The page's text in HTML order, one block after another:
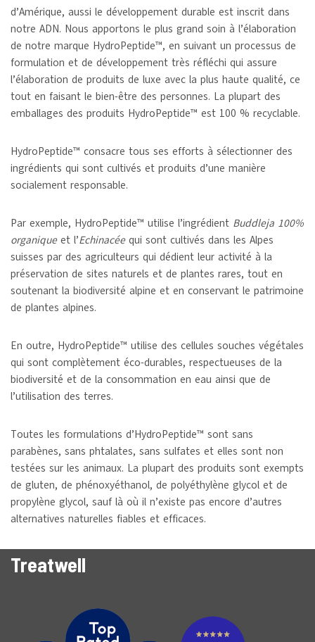
d’Amérique, aussi le développement durable est inscrit dans
notre ADN. Nous apportons le plus grand soin à l’élaboration
de notre marque HydroPeptide™, en suivant un processus de
formulation et de développement très réfléchi qui assure
l’élaboration de produits de luxe avec la plus haute qualité, ce
tout en faisant le bien-être des personnes. La plupart des
emballages des produits HydroPeptide™ est 100 % recyclable.
HydroPeptide™ consacre tous ses efforts à sélectionner des
ingrédients qui sont cultivés et produits d’une manière
socialement responsable.
Par exemple, HydroPeptide™ utilise l’ingrédient Buddleja 100%
organiqueet l’Echinacéequi sont cultivés dans les Alpes
suisses par des agriculteurs qui dédient leur activité à la
préservation de sites naturels et de plantes rares, tout en
soutenant la biodiversité alpine et en conservant le patrimoine
de plantes alpines.
En outre, HydroPeptide™ utilise des cellules souches végétales
qui sont complètement éco-durables, respectueuses de la
biodiversité et de la consommation en eau ainsi que de
l’utilisation des terres.
Toutes les formulations d’HydroPeptide™ sont sans
parabènes, sans phtalates, sans sulfates et elles sont non
testées sur les animaux. La plupart des produits sont exempts
de gluten, de phénoxyéthanol, de polyéthylène glycol et de
propylène glycol, sauf là où il n’existe pas encore d’autres
alternatives naturelles fiables et efficaces.
Treatwell